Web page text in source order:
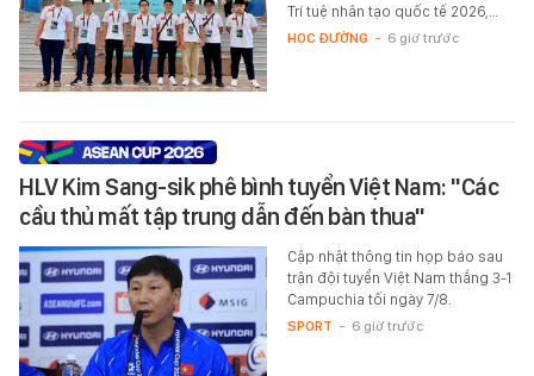
Trí tuệ nhân tạo quốc tế 2026,…
HỌC ĐƯỜNG - 6 giờ trước
HLV Kim Sang-sik phê bình tuyển Việt Nam: "Các
cầu thủ mất tập trung dẫn đến bàn thua"
Cập nhật thông tin họp báo sau
trận đội tuyển Việt Nam thắng 3-1
Campuchia tối ngày 7/8.
SPORT - 6 giờ trước